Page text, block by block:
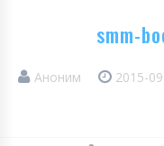
smm-
Аноним 2015-